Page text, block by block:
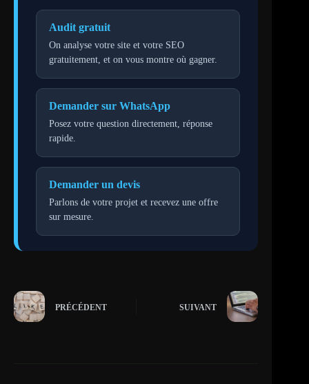
Audit gratuit
On analyse votre site et votre SEO
gratuitement, et on vous montre où gagner.
Demander sur WhatsApp
Posez votre question directement, réponse
rapide.
Demander un devis
Parlons de votre projet et recevez une offre
sur mesure.
PRÉCÉDENT SUIVANT